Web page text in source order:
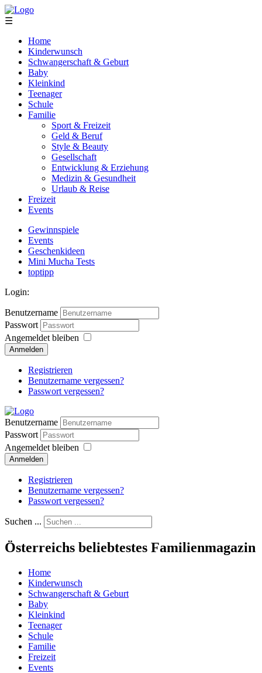
☰
Home
Kinderwunsch
Schwangerschaft & Geburt
Baby
Kleinkind
Teenager
Schule
Familie
Sport & Freizeit
Geld & Beruf
Style & Beauty
Gesellschaft
Entwicklung & Erziehung
Medizin & Gesundheit
Urlaub & Reise
Freizeit
Events
Gewinnspiele
Events
Geschenkideen
Mini Mucha Tests
toptipp
Login:
Benutzername
Passwort
Angemeldet bleiben
Anmelden
Registrieren
Benutzername vergessen?
Passwort vergessen?
Benutzername
Passwort
Angemeldet bleiben
Anmelden
Registrieren
Benutzername vergessen?
Passwort vergessen?
Suchen ...
Österreichs beliebtestes Familienmagazin
Home
Kinderwunsch
Schwangerschaft & Geburt
Baby
Kleinkind
Teenager
Schule
Familie
Freizeit
Events